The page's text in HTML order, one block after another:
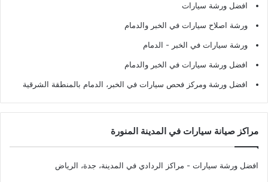
افضل ورشة سيارات
ورشة اصلاح سيارات في الخبر والدمام
ورشة سيارات في الخبر - الدمام
افضل ورشة سيارات في الخبر والدمام
افضل ورشة ومركز فحص سيارات في الخبر، الدمام بالمنطقة الشرقية
مراكز صيانة سيارات في المدينة المنورة
افضل ورشة سيارات - مراكز الردادي في المدينة، جدة، الرياض